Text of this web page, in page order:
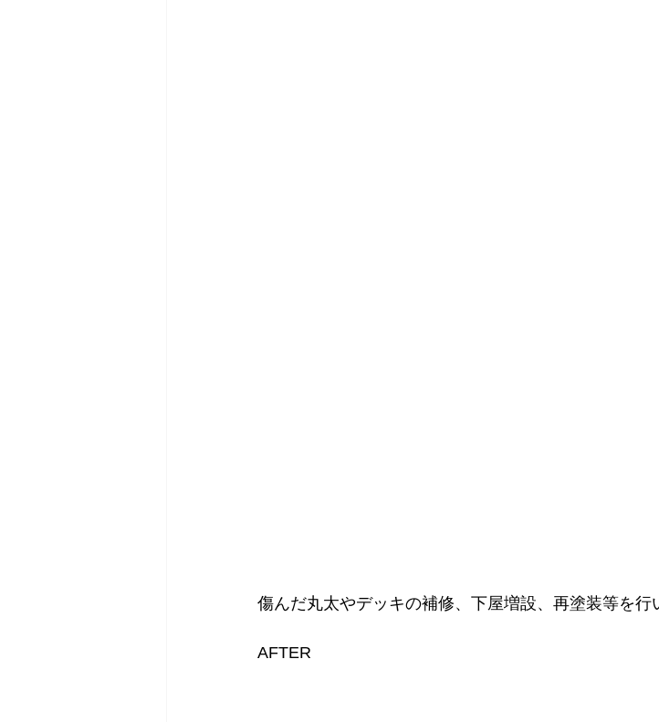
傷んだ丸太やデッキの補修、下屋増設、再塗装等を行
AFTER